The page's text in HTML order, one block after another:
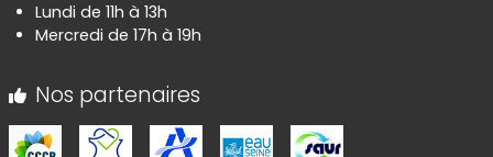
Lundi de 11h à 13h
Mercredi de 17h à 19h
Nos partenaires